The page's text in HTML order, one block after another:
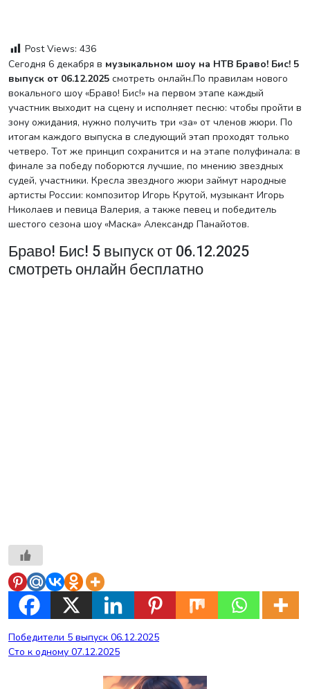
Post Views: 436
Сегодня 6 декабря в музыкальном шоу на НТВ Браво! Бис! 5
выпуск от 06.12.2025 смотреть онлайн.По правилам нового
вокального шоу «Браво! Бис!» на первом этапе каждый
участник выходит на сцену и исполняет песню: чтобы пройти в
зону ожидания, нужно получить три «за» от членов жюри. По
итогам каждого выпуска в следующий этап проходят только
четверо. Тот же принцип сохранится и на этапе полуфинала: в
финале за победу поборются лучшие, по мнению звездных
судей, участники. Кресла звездного жюри займут народные
артисты России: композитор Игорь Крутой, музыкант Игорь
Николаев и певица Валерия, а также певец и победитель
шестого сезона шоу «Маска» Александр Панайотов.
Браво! Бис! 5 выпуск от 06.12.2025
смотреть онлайн бесплатно
Навигация
по
Победители 5 выпуск 06.12.2025
Сто к одному 07.12.2025